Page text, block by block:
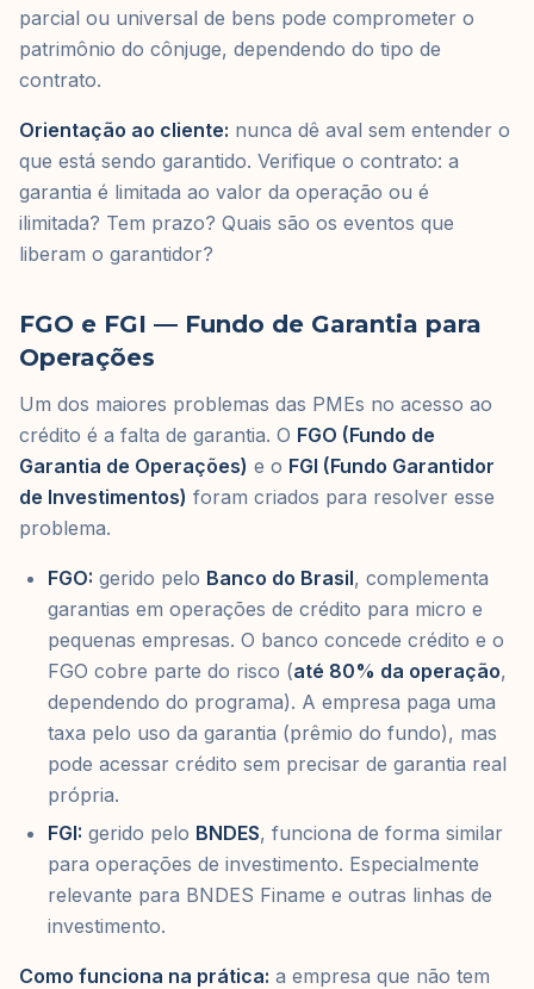
parcial ou universal de bens pode comprometer o
patrimônio do cônjuge, dependendo do tipo de
contrato.
Orientação ao cliente: nunca dê aval sem entender o
que está sendo garantido. Verifique o contrato: a
garantia é limitada ao valor da operação ou é
ilimitada? Tem prazo? Quais são os eventos que
liberam o garantidor?
FGO e FGI — Fundo de Garantia para
Operações
Um dos maiores problemas das PMEs no acesso ao
crédito é a falta de garantia. O FGO (Fundo de
Garantia de Operações) e o FGI (Fundo Garantidor
de Investimentos) foram criados para resolver esse
problema.
FGO: gerido pelo Banco do Brasil, complementa
garantias em operações de crédito para micro e
pequenas empresas. O banco concede crédito e o
FGO cobre parte do risco (até 80% da operação,
dependendo do programa). A empresa paga uma
taxa pelo uso da garantia (prêmio do fundo), mas
pode acessar crédito sem precisar de garantia real
própria.
FGI: gerido pelo BNDES, funciona de forma similar
para operações de investimento. Especialmente
relevante para BNDES Finame e outras linhas de
investimento.
Como funciona na prática: a empresa que não tem